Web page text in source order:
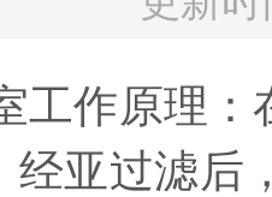
原理：在
经亚过滤后